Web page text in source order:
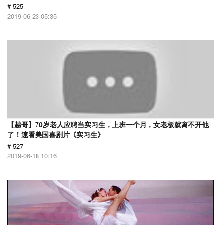
# 525
2019-06-23 05:35
【越哥】70岁老人应聘当实习生，上班一个月，女老板就离不开他
了！速看美国喜剧片《实习生》
# 527
2019-06-18 10:16